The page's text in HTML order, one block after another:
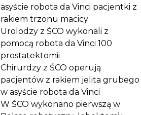
asyście robota da Vinci pacjentki z
rakiem trzonu macicy
Urolodzy z ŚCO wykonali z
pomocą robota da Vinci 100
prostatektomii
Chirurdzy z ŚCO operują
pacjentów z rakiem jelita grubego
w asyście robota da Vinci
W ŚCO wykonano pierwszą w